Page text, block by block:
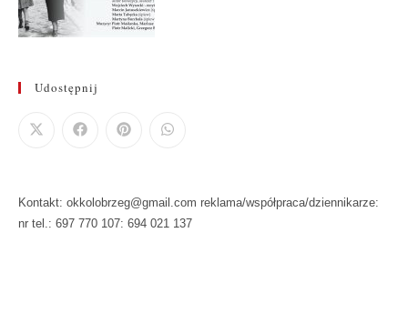
Udostępnij
Kontakt: okkolobrzeg@gmail.com reklama/współpraca/dziennikarze:
nr tel.: 697 770 107: 694 021 137